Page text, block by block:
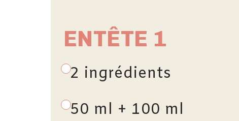
ENTÊTE 1
2 ingrédients
50 ml + 100 ml